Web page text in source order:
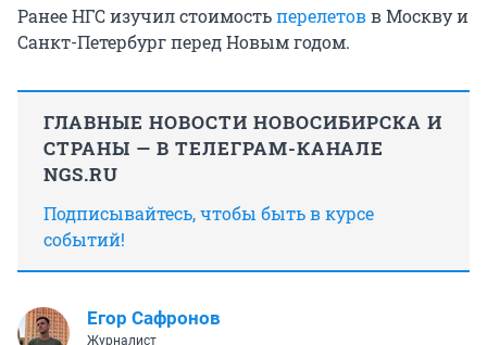
Ранее НГС изучил стоимостьперелетовв Москву и
Санкт-Петербург перед Новым годом.
ГЛАВНЫЕ НОВОСТИ НОВОСИБИРСКА И
СТРАНЫ — В ТЕЛЕГРАМ-КАНАЛЕ
NGS.RU
Подписывайтесь, чтобы быть в курсе
событий!
Егор Сафронов
Журналист